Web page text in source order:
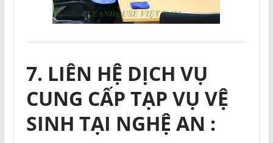
7. LIÊN HỆ DỊCH VỤ
CUNG CẤP TẠP VỤ VỆ
SINH TẠI NGHỆ AN :